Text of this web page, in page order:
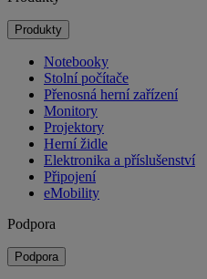
Produkty
Notebooky
Stolní počítače
Přenosná herní zařízení
Monitory
Projektory
Herní židle
Elektronika a příslušenství
Připojení
eMobility
Podpora
Podpora